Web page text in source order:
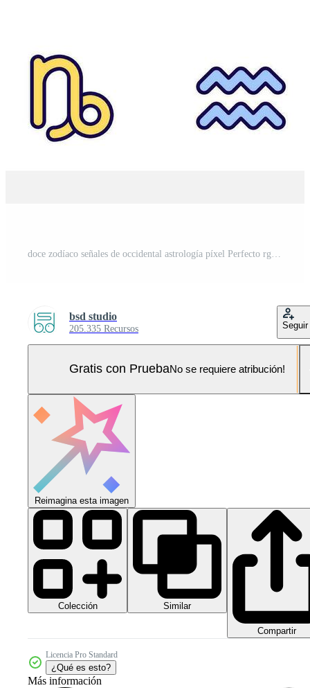
bsd studio
205.335 Recursos Seguir
Gratis con PruebaNo se requiere atribución!
Reimagina esta imagen
Colección Similar
Compartir
Licencia Pro Standard
¿Qué es esto?
Más información